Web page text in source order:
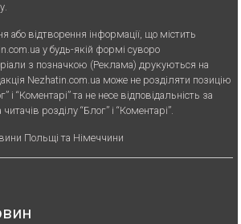
або вiдтворення iнформацiї, що мiстить
у будь-якiй формi суворо
з позначкою (Реклама) друкуються на
Nezhatin.com.ua може не розділяти позицію
і “Коментарі” та не несе відповідальність за
розділу “Блог” і “Коментарі”.
Польщі та Німеччини